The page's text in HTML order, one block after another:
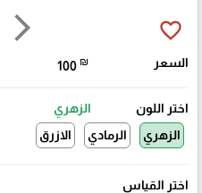
arrow_forward_ios favorite_border
السعر 100 ₪
اختر اللون
الزهري
الزهري
الرمادي الازرق
اختر القياس